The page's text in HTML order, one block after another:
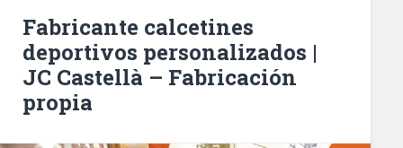
Fabricante calcetines
deportivos personalizados |
JC Castellà – Fabricación
propia